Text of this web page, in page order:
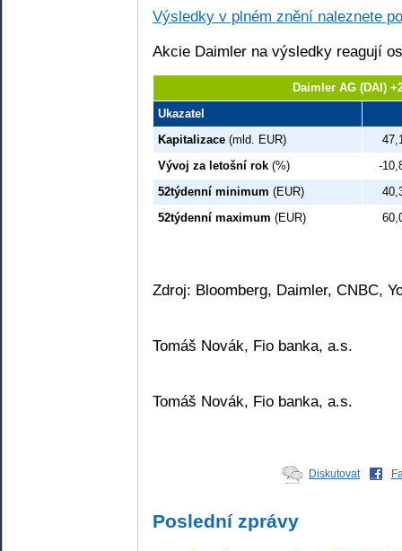
Výsledky v plném znění naleznete
Akcie Daimler na výsledky reagují
Daimler AG (DAI)
Ukazatel
Kapitalizace (mld. EUR)
Vývoj za letošní rok (%)
-
52týdenní minimum (EUR)
52týdenní maximum (EUR)
Zdroj: Bloomberg, Daimler, CNBC,
Tomáš Novák, Fio banka, a.s.
Tomáš Novák, Fio banka, a.s.
Diskutovat
Poslední zprávy